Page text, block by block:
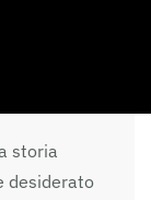
storia
desiderato